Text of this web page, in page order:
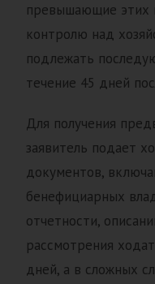
превышающие этих
контролю над
подлежать
течение 45 дней
Для получения
заявитель подает
документов,
бенефициарных
отчетности,
рассмотрения
дней, а в сложных